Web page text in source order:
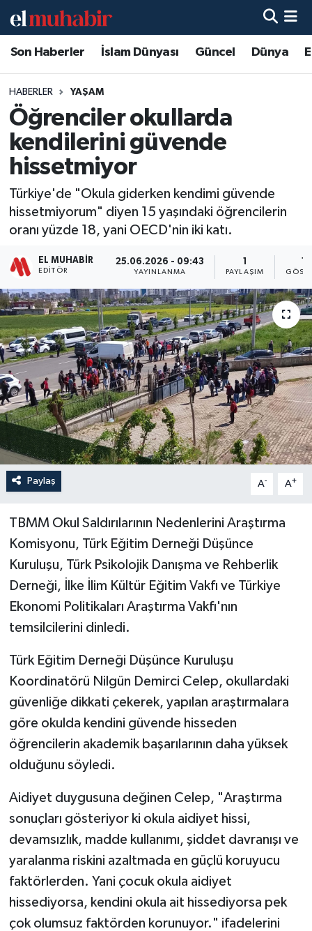
Son Haberler İslam Dünyası Güncel Dünya
HABERLER YAŞAM
Öğrenciler okullarda
kendilerini güvende
hissetmiyor
Türkiye'de "Okula giderken kendimi güvende
hissetmiyorum" diyen 15 yaşındaki öğrencilerin
oranı yüzde 18, yani OECD'nin iki katı.
EL MUHABIR
EDITÖR
25.06.2026 - 09:43
YAYINLANMA PAYLAŞIM
Paylaş A- A+
TBMM Okul Saldırılarının Nedenlerini Araştırma
Komisyonu, Türk Eğitim Derneği Düşünce
Kuruluşu, Türk Psikolojik Danışma ve Rehberlik
Derneği, İlke İlim Kültür Eğitim Vakfı ve Türkiye
Ekonomi Politikaları Araştırma Vakfı'nın
temsilcilerini dinledi.
Türk Eğitim Derneği Düşünce Kuruluşu
Koordinatörü Nilgün Demirci Celep, okullardaki
güvenliğe dikkati çekerek, yapılan araştırmalara
göre okulda kendini güvende hisseden
öğrencilerin akademik başarılarının daha yüksek
olduğunu söyledi.
Aidiyet duygusuna değinen Celep, "Araştırma
sonuçları gösteriyor ki okula aidiyet hissi,
devamsızlık, madde kullanımı, şiddet davranışı ve
yaralanma riskini azaltmada en güçlü koruyucu
faktörlerden. Yani çocuk okula aidiyet
hissediyorsa, kendini okula ait hissediyorsa pek
çok olumsuz faktörden korunuyor." ifadelerini
Hava Durumu
Trafik Durumu
Süper Lig Puan Durumu ve Fikstür
Tüm Manşetler
Son Dakika Haberleri
Haber Arşivi